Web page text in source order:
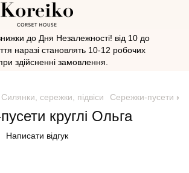
до Дня Незалежності! від 10 до
наразі становлять 10-12 робочих
здійсненні замовлення.
Силянки, сережки, підвіси Сережки-пусети
круглі Ольга
Написати відгук